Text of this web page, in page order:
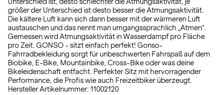
größer der Unterschied ist desto besser die Atmungsaktivität.
Die kältere Luft kann sich dann besser mit der wärmeren Luft
austauschen und das nennt man umgangssprachlich „Atmen“.
Gemessen wird Atmungsaktivität in Wasserdampf pro Fläche
pro Zeit. GONSO - sitzt einfach perfekt! Gonso-
Fahrradbekleidung sorgt für unbeschwerten Fahrspaß auf dem
Biobike, E-Bike, Mountainbike, Cross-Bike oder was deine
Bikeleidenschaft entfacht. Perfekter Sitz mit hervorragender
Performance, die Profis wie auch Freizeitbiker überzeugt.
Hersteller Artikelnummer: 11002120